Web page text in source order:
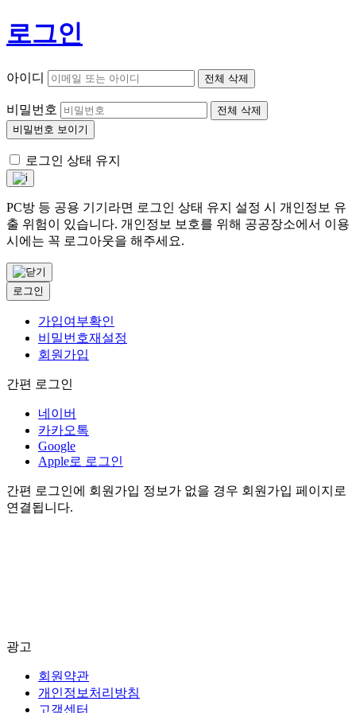
로그인
아이디 전체 삭제
비밀번호
전체 삭제
비밀번호 보이기
로그인 상태 유지
PC방 등 공용 기기라면 로그인 상태 유지 설정 시 개인정보 유
출 위험이 있습니다. 개인정보 보호를 위해 공공장소에서 이용
시에는 꼭 로그아웃을 해주세요.
로그인
가입여부확인
비밀번호재설정
회원가입
간편 로그인
네이버
카카오톡
Google
Apple로 로그인
간편 로그인에 회원가입 정보가 없을 경우 회원가입 페이지로
연결됩니다.
광고
회원약관
개인정보처리방침
고객센터